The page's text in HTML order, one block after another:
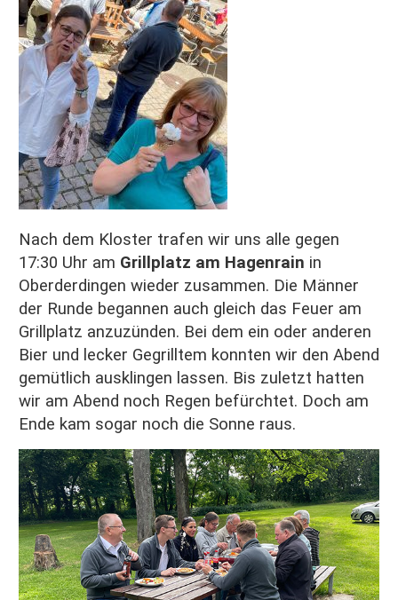
Nach dem Kloster trafen wir uns alle gegen
17:30 Uhr am Grillplatz am Hagenrain in
Oberderdingen wieder zusammen. Die Männer
der Runde begannen auch gleich das Feuer am
Grillplatz anzuzünden. Bei dem ein oder anderen
Bier und lecker Gegrilltem konnten wir den Abend
gemütlich ausklingen lassen. Bis zuletzt hatten
wir am Abend noch Regen befürchtet. Doch am
Ende kam sogar noch die Sonne raus.